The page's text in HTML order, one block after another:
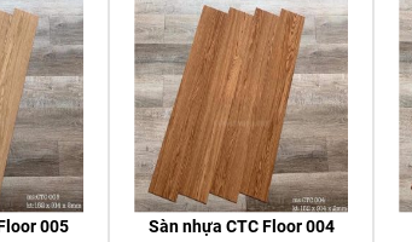
005
Sàn nhựa CTC Floor 004